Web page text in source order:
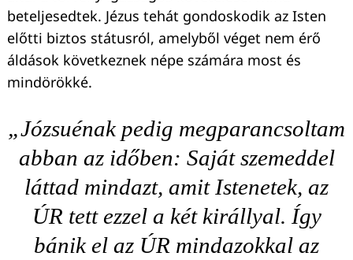
beteljesedtek. Jézus tehát gondoskodik az Isten
előtti biztos státusról, amelyből véget nem érő
áldások következnek népe számára most és
mindörökké.
„Józsuénak pedig megparancsoltam
abban az időben: Saját szemeddel
láttad mindazt, amit Istenetek, az
ÚR tett ezzel a két királlyal. Így
bánik el az ÚR mindazokkal az